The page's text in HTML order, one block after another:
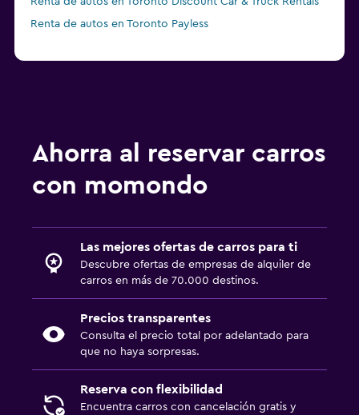
Renta de autos en Toronto Payless
Ahorra al reservar carros
con momondo
Las mejores ofertas de carros para ti
Descubre ofertas de empresas de alquiler de
carros en más de 70.000 destinos.
Precios transparentes
Consulta el precio total por adelantado para
que no haya sorpresas.
Reserva con flexibilidad
Encuentra carros con cancelación gratis y